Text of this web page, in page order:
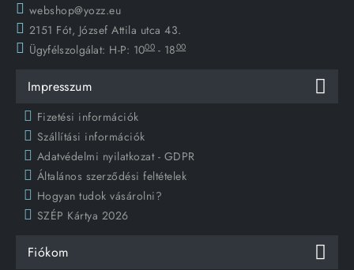
webshop@yozz.eu
2151 Fót, József Attila utca 43.
Ügyfélszolgálat: H-P: 1000 - 1800
Impresszum
Fizetési információk
Szállítási információk
Adatvédelmi nyilatkozat - GDPR
Általános szerződési feltételek
Hogyan tudok vásárolni?
SZÉP Kártya 2026
Fiókom